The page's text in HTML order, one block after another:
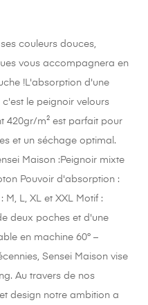
couleurs douces,
vous accompagnera en
!L'absorption d'une
le peignoir velours
420gr/m² est parfait pour
et un séchage optimal.
Maison :Peignoir mixte
Pouvoir d'absorption :
M, L, XL et XXL Motif :
deux poches et d'une
en machine 60° –
Sensei Maison vise
Au travers de nos
design notre ambition a